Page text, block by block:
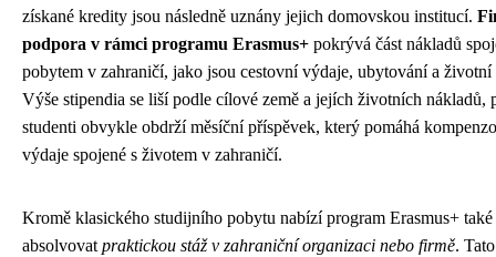
získané kredity jsou následně uznány jejich domovskou institucí.
podpora v rámci programu Erasmus+ pokrývá část nákladů
pobytem v zahraničí, jako jsou cestovní výdaje, ubytování a životní
Výše stipendia se liší podle cílové země a jejích životních nákladů,
studenti obvykle obdrží měsíční příspěvek, který pomáhá
výdaje spojené s životem v zahraničí.
Kromě klasického studijního pobytu nabízí program Erasmus+ také
absolvovatpraktickou stáž v zahraniční organizaci nebo firmě.